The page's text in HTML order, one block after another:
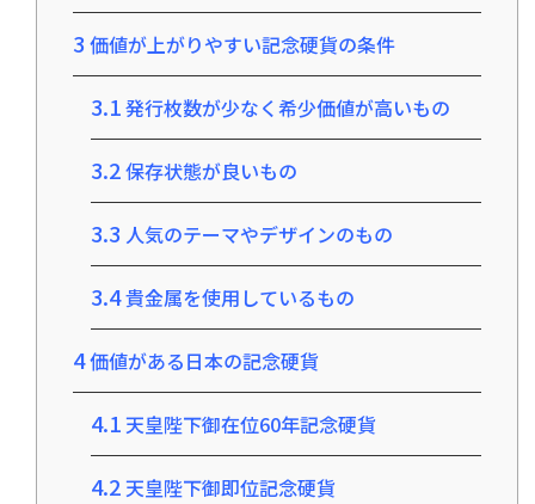
3 価値が上がりやすい記念硬貨の条件
3.1発行枚数が少なく希少価値が高いもの
3.2保存状態が良いもの
3.3 人気のテーマやデザインのもの
3.4貴金属を使用しているもの
4価値がある日本の記念硬貨
4.1天皇陛下御在位60年記念硬貨
4.2天皇陛下御即位記念硬貨